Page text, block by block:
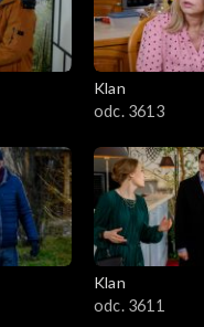
Klan
odc. 3613
Klan
odc. 3611